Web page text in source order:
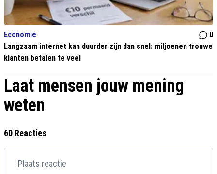
Economie
0
Langzaam internet kan duurder zijn dan snel: miljoenen trouwe
klanten betalen te veel
Laat mensen jouw mening
weten
60 Reacties